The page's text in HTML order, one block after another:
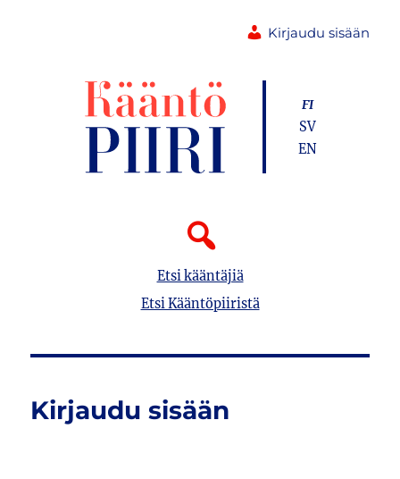
Kirjaudu sisään
Etsi kääntäjiä
Etsi Kääntöpiiristä
FI
SV
EN
Kirjaudu sisään